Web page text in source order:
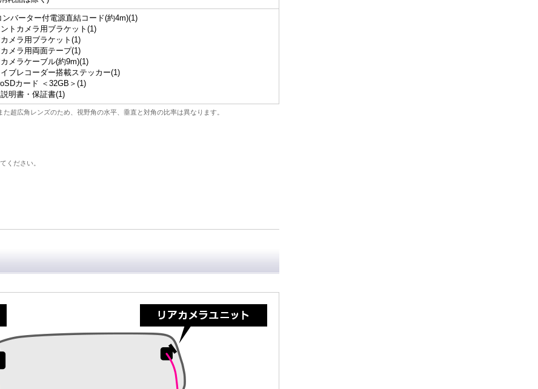
ンバーター付電源直結コード(約4m)(1)
トカメラ用ブラケット(1)
カメラ用ブラケット(1)
カメラ用両面テープ(1)
カメラケーブル(約9m)(1)
イブレコーダー搭載ステッカー(1)
カード ＜32GB＞(1)
明書・保証書(1)
超広角レンズのため、視野角の水平、垂直と対角の比率は異なります。
ください。